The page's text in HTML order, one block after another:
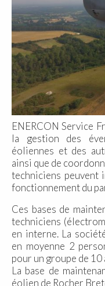
ENERCON Service
la gestion des
éoliennes et des
ainsi que de
techniciens
fonctionnement du
Ces bases de
techniciens
en interne. La
en moyenne 2
pour un groupe de 10
La base de
éolien de Rocher